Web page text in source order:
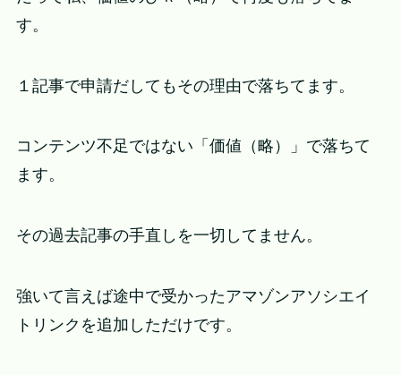
す。
１記事で申請だしてもその理由で落ちてます。
コンテンツ不足ではない「価値（略）」で落ちて
ます。
その過去記事の手直しを一切してません。
強いて言えば途中で受かったアマゾンアソシエイ
トリンクを追加しただけです。